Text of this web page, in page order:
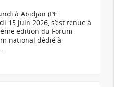
à Abidjan (Ph
15 juin 2026, s’est tenue à
édition du Forum
national dédié à